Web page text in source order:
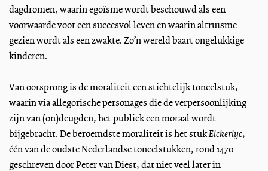
dagdromen, waarin egoïsme wordt beschouwd als een
voorwaarde voor een succesvol leven en waarin altruïsme
gezien wordt als een zwakte. Zo’n wereld baart ongelukkige
kinderen.
Van oorsprong is de moraliteit een stichtelijk toneelstuk,
waarin via allegorische personages die de verpersoonlijking
zijn van (on)deugden, het publiek een moraal wordt
bijgebracht. De beroemdste moraliteit is het stukElckerlyc,
één van de oudste Nederlandse toneelstukken, rond 1470
geschreven door Peter van Diest, dat niet veel later in